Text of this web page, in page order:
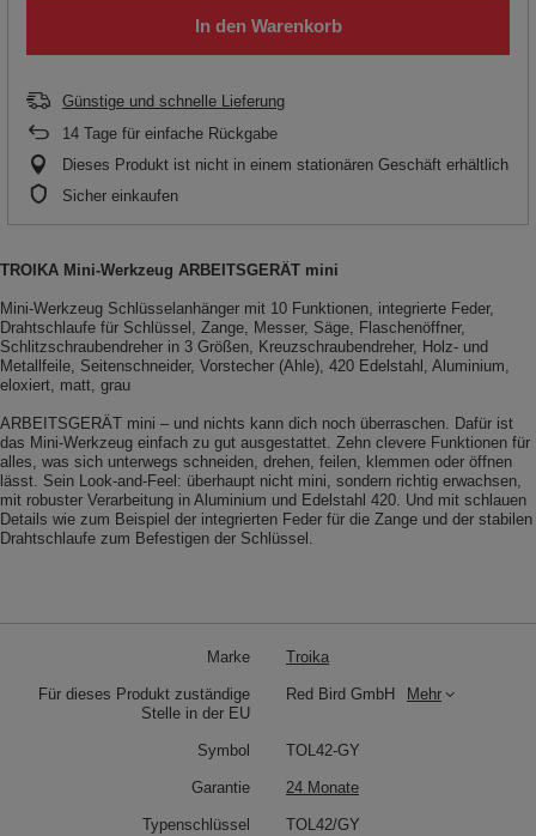
In den Warenkorb
Günstige und schnelle Lieferung
14 Tage für einfache Rückgabe
Dieses Produkt ist nicht in einem stationären Geschäft erhältlich
Sicher einkaufen
TROIKA Mini-Werkzeug ARBEITSGERÄT mini
Mini-Werkzeug Schlüsselanhänger mit 10 Funktionen, integrierte Feder,
Drahtschlaufe für Schlüssel, Zange, Messer, Säge, Flaschenöffner,
Schlitzschraubendreher in 3 Größen, Kreuzschraubendreher, Holz- und
Metallfeile, Seitenschneider, Vorstecher (Ahle), 420 Edelstahl, Aluminium,
eloxiert, matt, grau
ARBEITSGERÄT mini – und nichts kann dich noch überraschen. Dafür ist
das Mini-Werkzeug einfach zu gut ausgestattet. Zehn clevere Funktionen für
alles, was sich unterwegs schneiden, drehen, feilen, klemmen oder öffnen
lässt. Sein Look-and-Feel: überhaupt nicht mini, sondern richtig erwachsen,
mit robuster Verarbeitung in Aluminium und Edelstahl 420. Und mit schlauen
Details wie zum Beispiel der integrierten Feder für die Zange und der stabilen
Drahtschlaufe zum Befestigen der Schlüssel.
Marke Troika
Für dieses Produkt zuständige
Stelle in der EU
Red Bird GmbH Mehr
Symbol TOL42-GY
Garantie 24 Monate
Typenschlüssel TOL42/GY